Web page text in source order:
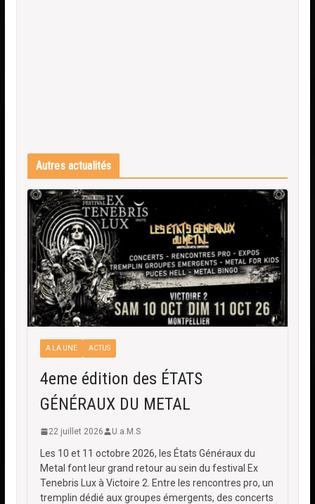
Autres actualités
A LA UNE ACTUS
4eme édition des ÉTATS
GÉNÉRAUX DU METAL
22 juillet 2026 U.a.M.S
Les 10 et 11 octobre 2026, les États Généraux du
Metal font leur grand retour au sein du festival Ex
Tenebris Lux à Victoire 2. Entre les rencontres pro, un
tremplin dédié aux groupes émergents, des concerts